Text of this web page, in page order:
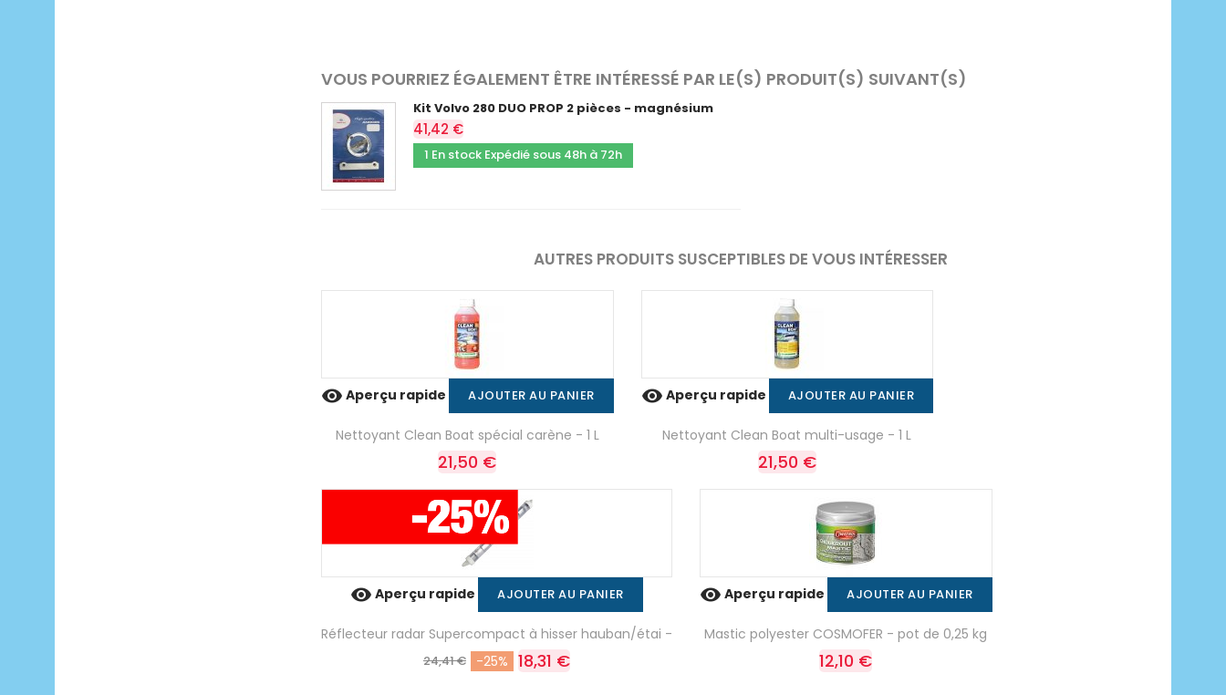
VOUS POURRIEZ ÉGALEMENT ÊTRE INTÉRESSÉ PAR LE(S) PRODUIT(S) SUIVANT(S)
Kit Volvo 280 DUO PROP 2 pièces - magnésium
41,42 €
1 En stock Expédié sous 48h à 72h
AUTRES PRODUITS SUSCEPTIBLES DE VOUS INTÉRESSER
 Aperçu rapide AJOUTER AU PANIER
Nettoyant Clean Boat spécial carène - 1 L
21,50 €
 Aperçu rapide AJOUTER AU PANIER
Nettoyant Clean Boat multi-usage - 1 L
21,50 €
 Aperçu rapide AJOUTER AU PANIER
Réflecteur radar Supercompact à hisser hauban/étai -
24,41 € -25% 18,31 €
 Aperçu rapide AJOUTER AU PANIER
Mastic polyester COSMOFER - pot de 0,25 kg
12,10 €